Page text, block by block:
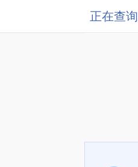
正在查